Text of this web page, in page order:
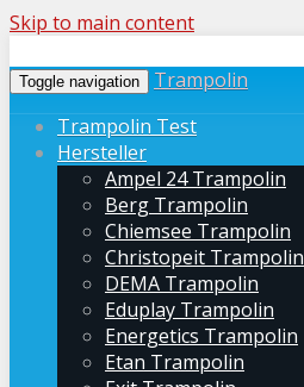
Skip to main content
Toggle navigation
Trampolin
Trampolin Test
Hersteller
Ampel 24 Trampolin
Berg Trampolin
Chiemsee Trampolin
Christopeit Trampolin
DEMA Trampolin
Eduplay Trampolin
Energetics Trampolin
Etan Trampolin